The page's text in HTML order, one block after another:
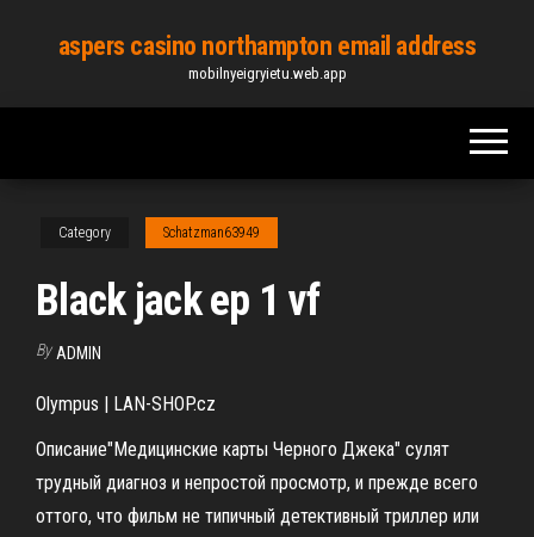
content
aspers casino northampton email address
mobilnyeigryietu.web.app
Category Schatzman63949
Black jack ep 1 vf
By ADMIN
Olympus | LAN-SHOP.cz
Описание"Медицинские карты Черного Джека" сулят
трудный диагноз и непростой просмотр, и прежде всего
оттого, что фильм не типичный детективный триллер или